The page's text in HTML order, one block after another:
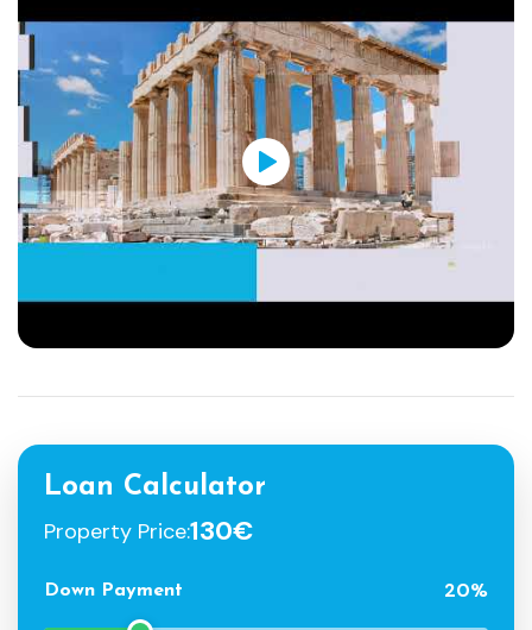
Loan Calculator
Property Price:130€
Down Payment 20%